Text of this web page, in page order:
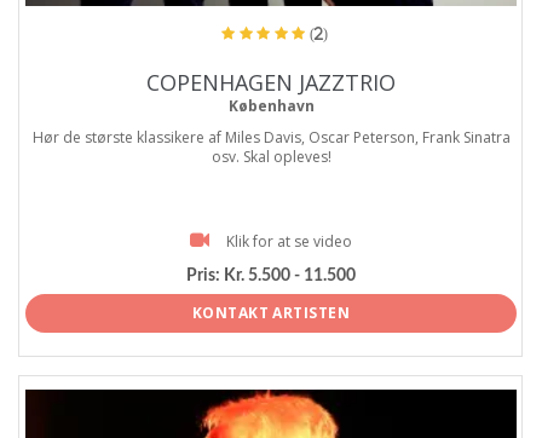
(2)
COPENHAGEN JAZZTRIO
København
Hør de største klassikere af Miles Davis, Oscar Peterson, Frank Sinatra
osv. Skal opleves!
Klik for at se video
Pris: Kr. 5.500 - 11.500
KONTAKT ARTISTEN